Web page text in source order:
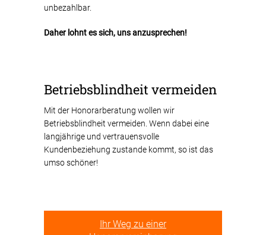
unbezahlbar.
Daher lohnt es sich, uns anzusprechen!
Betriebsblindheit vermeiden
Mit der Honorarberatung wollen wir
Betriebsblindheit vermeiden. Wenn dabei eine
langjährige und vertrauensvolle
Kundenbeziehung zustande kommt, so ist das
umso schöner!
Ihr Weg zu einer